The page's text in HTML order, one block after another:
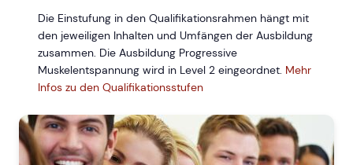
Die Einstufung in den Qualifikationsrahmen hängt mit
den jeweiligen Inhalten und Umfängen der Ausbildung
zusammen. Die Ausbildung Progressive
Muskelentspannung wird in Level 2 eingeordnet. Mehr
Infos zu den Qualifikationsstufen